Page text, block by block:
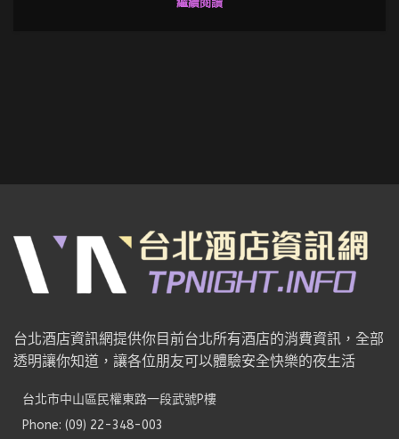
台北酒店資訊網提供你目前台北所有酒店的消費資訊，全部
透明讓你知道，讓各位朋友可以體驗安全快樂的夜生活
台北市中山區民權東路一段武號P樓
Phone: (09) 22-348-003